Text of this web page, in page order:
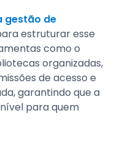
gestão de
estruturar esse
como o
organizadas,
de acesso e
garantindo que a
para quem